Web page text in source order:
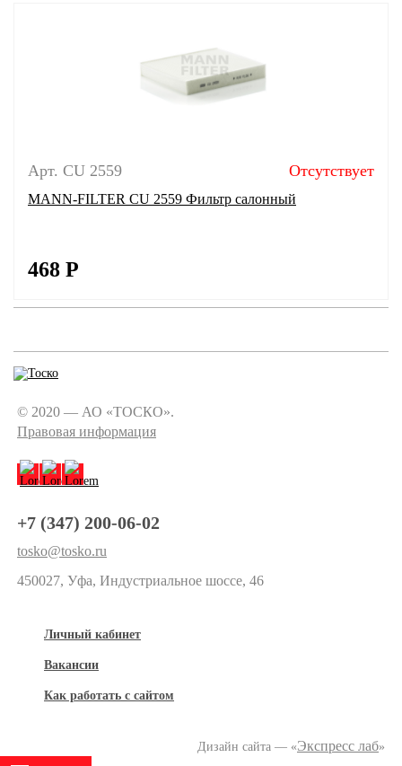
Арт. CU 2559 Отсутствует
MANN-FILTER CU 2559 Фильтр салонный
468 Р
© 2020 — АО «ТОСКО».
Правовая информация
+7 (347) 200-06-02
tosko@tosko.ru
450027, Уфа, Индустриальное шоссе, 46
Личный кабинет
Вакансии
Как работать с сайтом
Дизайн сайта — «Экспресс лаб»